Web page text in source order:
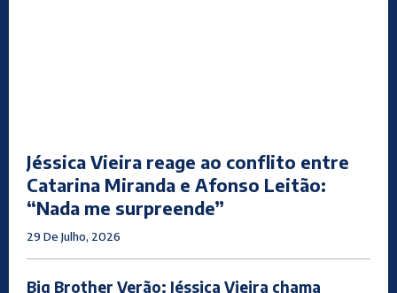
Jéssica Vieira reage ao conflito entre
Catarina Miranda e Afonso Leitão:
“Nada me surpreende”
29 De Julho, 2026
Big Brother Verão: Jéssica Vieira chama